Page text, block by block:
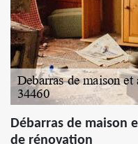
Débarras de maison
de rénovation